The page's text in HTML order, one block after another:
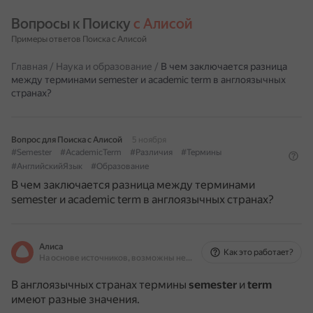
Вопросы к Поиску с Алисой
Примеры ответов Поиска с Алисой
Главная / Наука и образование / В чем заключается разница
между терминами semester и academic term в англоязычных
странах?
Вопрос для Поиска с Алисой
5 ноября
#Semester
#AcademicTerm #Различия
#Термины
#АнглийскийЯзык
#Образование
В чем заключается разница между терминами
semester и academic term в англоязычных странах?
Алиса
На основе источников, возможны неточности
Как это работает?
В англоязычных странах термины semester и term
имеют разные значения.